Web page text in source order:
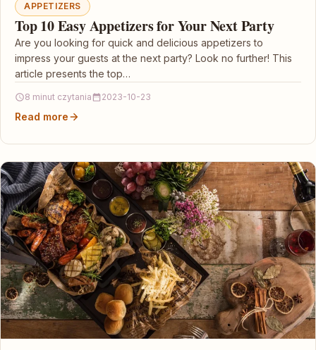
APPETIZERS
Top 10 Easy Appetizers for Your Next Party
Are you looking for quick and delicious appetizers to
impress your guests at the next party? Look no further! This
article presents the top…
8 minut czytania 2023-10-23
Read more